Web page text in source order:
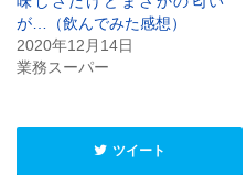
が…（飲んでみた感想）
2020年12月14日
業務スーパー
ツイート